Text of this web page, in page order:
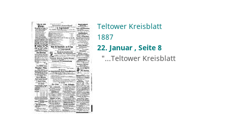
Teltower Kreisblatt
1887
22. Januar , Seite 8
"...Teltower Kreisblatt